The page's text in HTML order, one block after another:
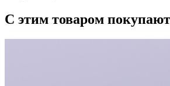
С этим товаром покупают